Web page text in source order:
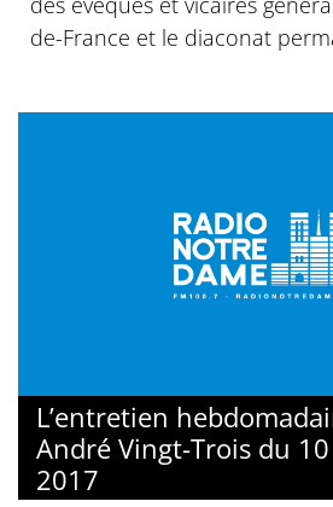
de-France et le diaconat
L’entretien
André Vingt-Trois du
2017